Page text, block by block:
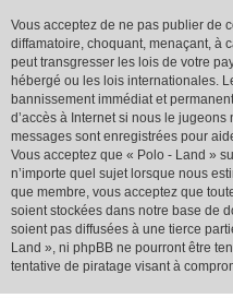
Vous acceptez de ne pas publier de
diffamatoire, choquant, menaçant, à
peut transgresser les lois de votre
hébergé ou les lois internationales.
bannissement immédiat et
d’accès à Internet si nous le
messages sont enregistrées pour
Vous acceptez que « Polo - Land »
n’importe quel sujet lorsque nous
que membre, vous acceptez que
soient stockées dans notre base de
soient pas diffusées à une tierce
Land », ni phpBB ne pourront être
tentative de piratage visant à